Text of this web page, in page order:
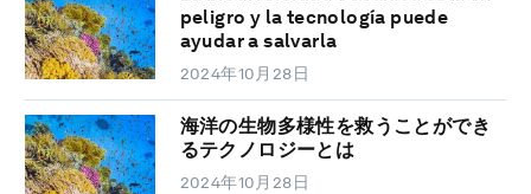
peligro y la tecnología puede
ayudar a salvarla
2024年10月28日
海洋の生物多様性を救うことができ
るテクノロジーとは
2024年10月28日